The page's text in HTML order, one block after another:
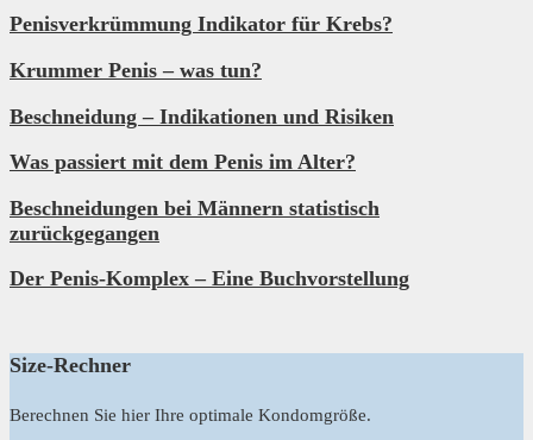
Penisverkrümmung Indikator für Krebs?
Krummer Penis – was tun?
Beschneidung – Indikationen und Risiken
Was passiert mit dem Penis im Alter?
Beschneidungen bei Männern statistisch
zurückgegangen
Der Penis-Komplex – Eine Buchvorstellung
Size-Rechner
Berechnen Sie hier Ihre optimale Kondomgröße.